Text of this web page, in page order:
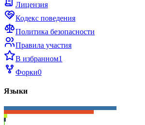
Лицензия
Кодекс поведения
Политика безопасности
Правила участия
В избранном1
Форки0
Языки